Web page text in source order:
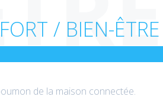
/ BIEN-ÊTRE
de la maison connectée.